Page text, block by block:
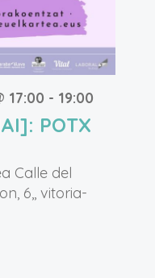
17:00 - 19:00
POTX
Calle del
6,, vitoria-